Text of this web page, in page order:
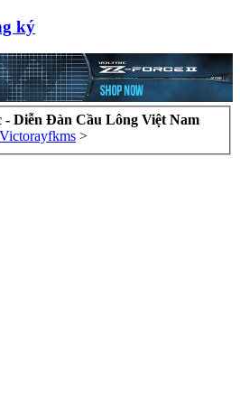
ký
Diễn Đàn Cầu Lông Việt Nam
Victorayfkms >